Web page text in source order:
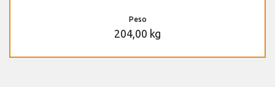
Peso
204,00 kg